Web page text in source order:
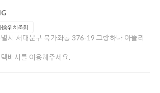
송위치조회
시 서대문구 북가좌동 376-19 그랑하나 아뜰리
배사를 이용해주세요.